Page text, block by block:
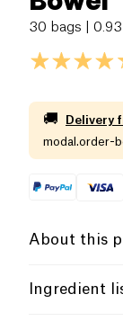
30 bags |
🚚 Delivery
modal.order-
About this
Vegan
Ingredient